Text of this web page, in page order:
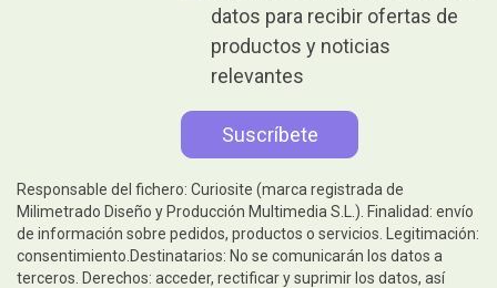
datos para recibir ofertas de
productos y noticias
relevantes
Responsable del fichero: Curiosite (marca registrada de
Milimetrado Diseño y Producción Multimedia S.L.). Finalidad: envío
de información sobre pedidos, productos o servicios. Legitimación:
consentimiento.Destinatarios: No se comunicarán los datos a
terceros. Derechos: acceder, rectificar y suprimir los datos, así